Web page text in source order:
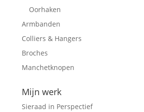
Oorhaken
Armbanden
Colliers & Hangers
Broches
Manchetknopen
Mijn werk
Sieraad in Perspectief